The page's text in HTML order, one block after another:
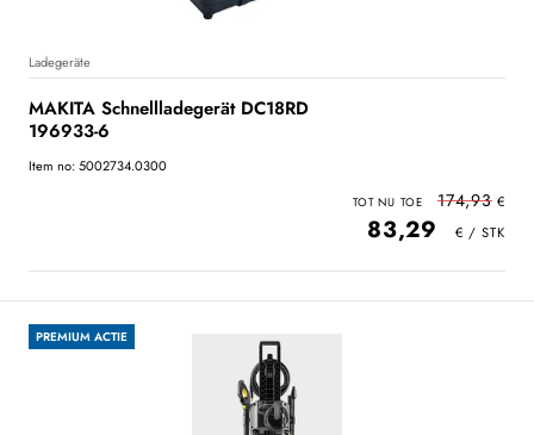
Ladegeräte
MAKITA Schnellladegerät DC18RD
196933-6
Item no: 5002734.0300
174,93
83,29
PREMIUM ACTIE